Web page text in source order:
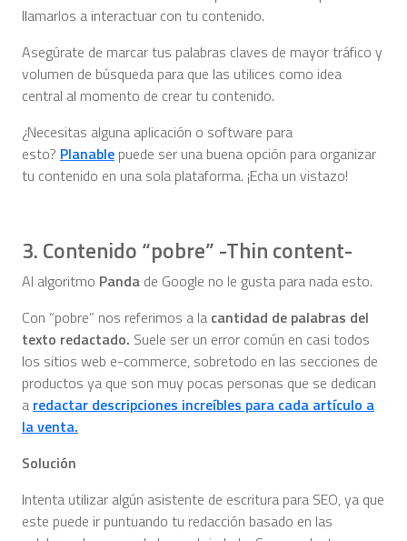
llamarlos a interactuar con tu contenido.
Asegúrate de marcar tus palabras claves de mayor tráfico y
volumen de búsqueda para que las utilices como idea
central al momento de crear tu contenido.
¿Necesitas alguna aplicación o software para
esto? Planable puede ser una buena opción para organizar
tu contenido en una sola plataforma. ¡Echa un vistazo!
3. Contenido “pobre” -Thin content-
Al algoritmo Panda de Google no le gusta para nada esto.
Con “pobre” nos referimos a la cantidad de palabras del
texto redactado. Suele ser un error común en casi todos
los sitios web e-commerce, sobretodo en las secciones de
productos ya que son muy pocas personas que se dedican
a redactar descripciones increíbles para cada artículo a
la venta.
Solución
Intenta utilizar algún asistente de escritura para SEO, ya que
este puede ir puntuando tu redacción basado en las